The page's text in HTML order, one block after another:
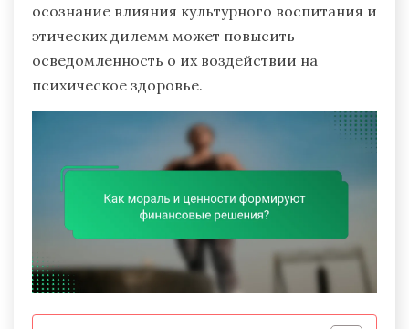
осознание влияния культурного воспитания и
этических дилемм может повысить
осведомленность о их воздействии на
психическое здоровье.